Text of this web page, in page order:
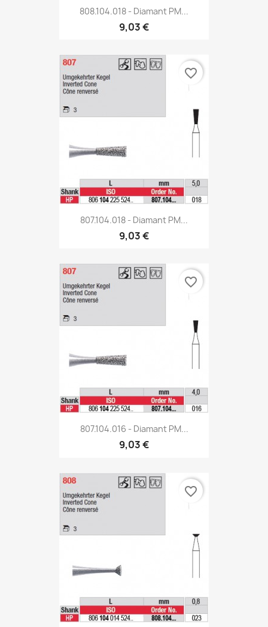
808.104.018 - Diamant PM...
9,03 €
807.104.018 - Diamant PM...
9,03 €
favorite_border
807.104.016 - Diamant PM...
9,03 €
favorite_border
favorite_border